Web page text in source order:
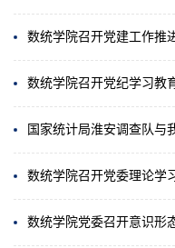
数统学院召开党建工作推
数统学院召开党纪学习教
数统学院召开党委理论学
数统学院党委召开意识形